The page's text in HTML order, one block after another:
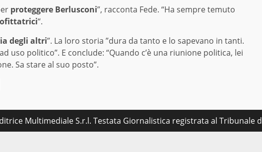
proteggere Berlusconi”, racconta Fede. “Ha sempre temuto
“.
degli altri”. La loro storia ”dura da tanto e lo sapevano in tanti.
uso politico”. E conclude: “Quando c’è una riunione politica, lei
Sa stare al suo posto”.
Multimediale S.r.l. Testata Giornalistica registrata al Tribunale